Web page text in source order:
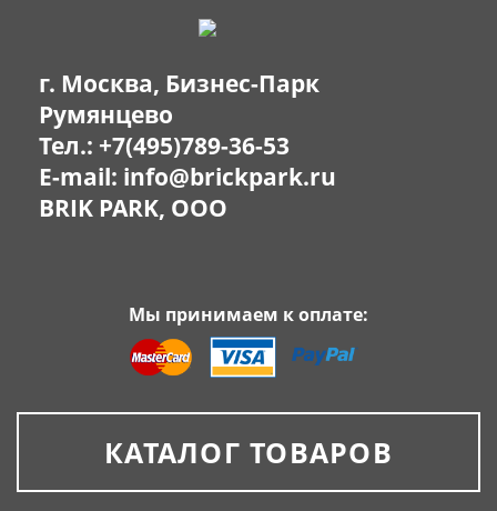
г. Москва, Бизнес-Парк
Румянцево
Тел.: +7(495)789-36-53
E-mail: info@brickpark.ru
BRIK PARK, OOO
Мы принимаем к оплате:
КАТАЛОГ ТОВАРОВ